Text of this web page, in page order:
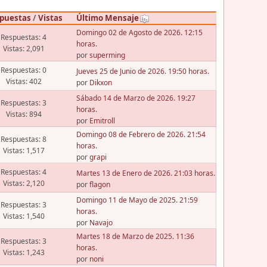
/Vistas Último Mensaje
Respuestas: 4
Vistas: 2,091
Domingo 02 de Agosto de 2026. 12:15
horas.
porsuperming
Respuestas: 0
Vistas: 402
Jueves 25 de Junio de 2026. 19:50 horas.
por Dikxon
Respuestas: 3
Vistas: 894
Sábado 14 de Marzo de 2026. 19:27
horas.
por Emitroll
Respuestas: 8
Vistas: 1,517
Domingo 08 de Febrero de 2026. 21:54
horas.
porgrapi
Respuestas: 4
Vistas: 2,120
Martes 13 de Enero de 2026. 21:03 horas.
porflagon
Respuestas: 3
Vistas: 1,540
Domingo 11 de Mayo de 2025. 21:59
horas.
por Navajo
Respuestas: 3
Vistas: 1,243
Martes 18 de Marzo de 2025. 11:36
horas.
por noni